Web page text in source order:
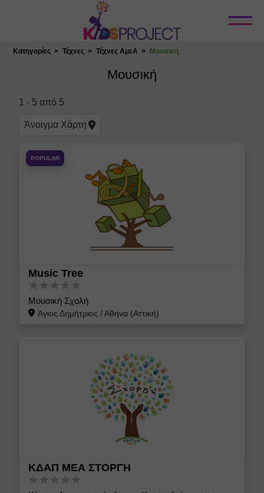
Κλείσιμο
Κατηγορίες Τέχνες Τέχνες ΑμεΑ Μουσική
Μουσική
1 - 5 από 5
Άνοιγμα Χάρτη
POPULAR
Music Tree
Μουσική Σχολή
Άγιος Δημήτριος /Αθήνα (Αττική)
ΚΔΑΠ ΜΕΑ ΣΤΟΡΓΗ